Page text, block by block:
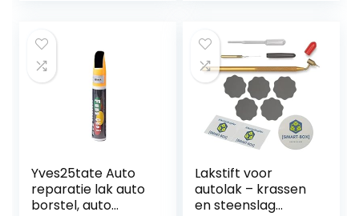
Yves25tate Auto
reparatie lak auto
borstel, auto
Lakstift voor
autolak – krassen
en steenslag